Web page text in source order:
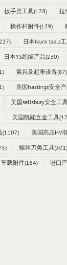
扳手类工具(128) 拉
操作杆附件(129)
日本Ikura tools
日本YS绝缘产品(230)
索具及起重设备(87)
美国hastings安全
美国salisbury安全工
美国凯能五金工具
(1107) 美国高压HV
螺丝刀类工具(301)
车载附件(164) 进口